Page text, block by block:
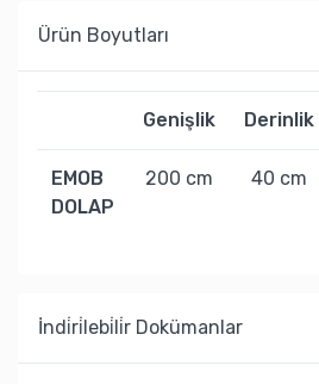
Ürün Boyutları
Genişlik Derinlik
EMOB
DOLAP
200 cm 40 cm
İndi̇ri̇lebi̇li̇r Dokümanlar